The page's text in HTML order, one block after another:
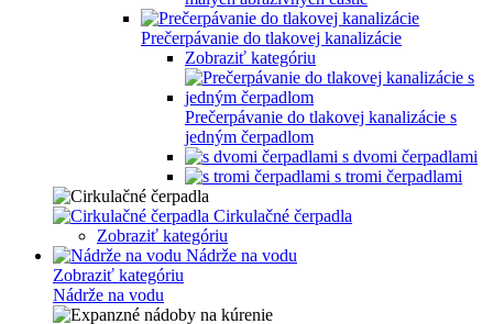
Prečerpávanie do tlakovej kanalizácie
Zobraziť kategóriu
Prečerpávanie do tlakovej kanalizácie s
jedným čerpadlom
s dvomi čerpadlami
s tromi čerpadlami
Cirkulačné čerpadla
Zobraziť kategóriu
Nádrže na vodu
Zobraziť kategóriu
Nádrže na vodu